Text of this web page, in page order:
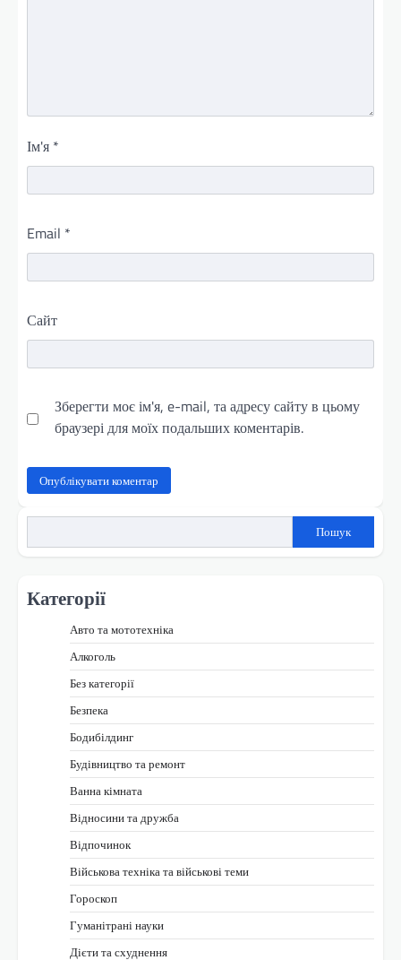
Ім'я *
Email *
Сайт
Зберегти моє ім'я, e-mail, та адресу сайту в цьому
браузері для моїх подальших коментарів.
Пошук
Категорії
Авто та мототехніка
Алкоголь
Без категорії
Безпека
Бодибілдинг
Будівництво та ремонт
Ванна кімната
Відносини та дружба
Відпочинок
Військова техніка та військові теми
Гороскоп
Гуманітрані науки
Дієти та схуднення